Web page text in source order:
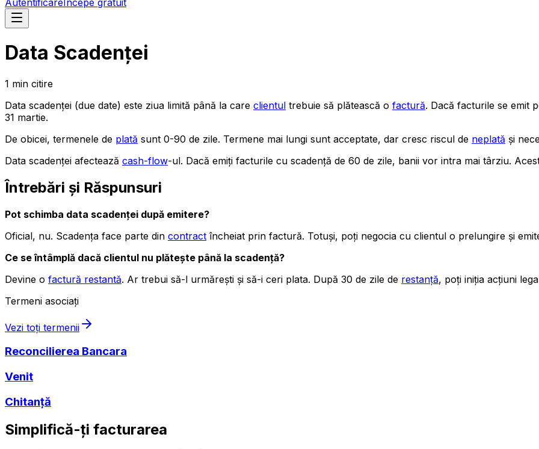
Data Scadenței
1 min citire
Data scadenței (due date) este ziua limită până la care clientul trebuie să plătească o factură. Dacă facturile se emit
31 martie.
De obicei, termenele de plată sunt 0-90 de zile. Termene mai lungi sunt acceptate, dar cresc riscul de neplată și
Data scadenței afectează cash-flow-ul. Dacă emiți facturile cu scadență de 60 de zile, banii vor intra mai târziu.
Întrebări și Răspunsuri
Pot schimba data scadenței după emitere?
Oficial, nu. Scadența face parte din contract încheiat prin factură. Totuși, poți negocia cu clientul o prelungire și
Ce se întâmplă dacă clientul nu plătește până la scadență?
Devine o factură restantă. Ar trebui să-l urmărești și să-i ceri plata. După 30 de zile de restanță, poți iniția acțiuni
Termeni asociați
Vezi toți termenii
Reconcilierea Bancara
Venit
Chitanță
Simplifică-ți facturarea